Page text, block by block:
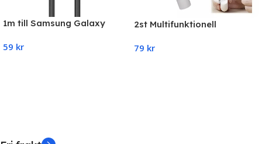
1m till Samsung Galaxy
USB-C Kabel
59 kr
2st Multifunktionell
hörlurar-telefon
79 kr